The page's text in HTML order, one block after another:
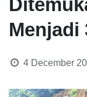
Menjadi
4 December